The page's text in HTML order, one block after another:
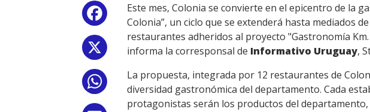
Facebook
WhatsApp
Este mes, Colonia se convierte en el epicentro de la
Colonia”, un ciclo que se extenderá hasta mediados
restaurantes adheridos al proyecto "Gastronomía
informa la corresponsal de Informativo Uruguay,
La propuesta, integrada por 12 restaurantes de
diversidad gastronómica del departamento. Cada
protagonistas serán los productos del